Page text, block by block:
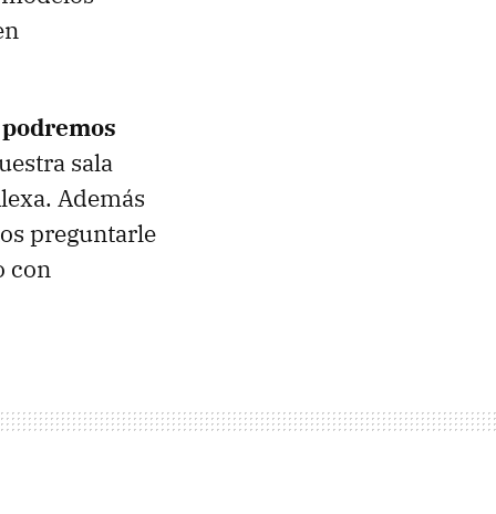
podremos
sala
Además
preguntarle
con